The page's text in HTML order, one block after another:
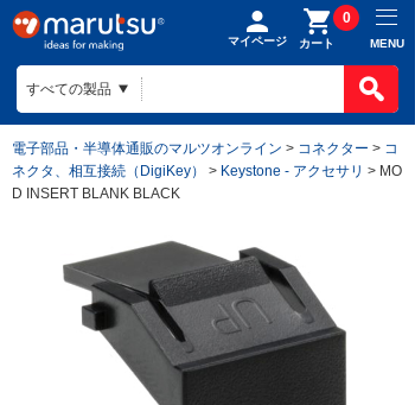
マイページ カート
0
MENU
電子部品・半導体通販のマルツオンライン > コネクター > コ
ネクタ、相互接続（DigiKey）
> Keystone - アクセサリ > MO
D INSERT BLANK BLACK